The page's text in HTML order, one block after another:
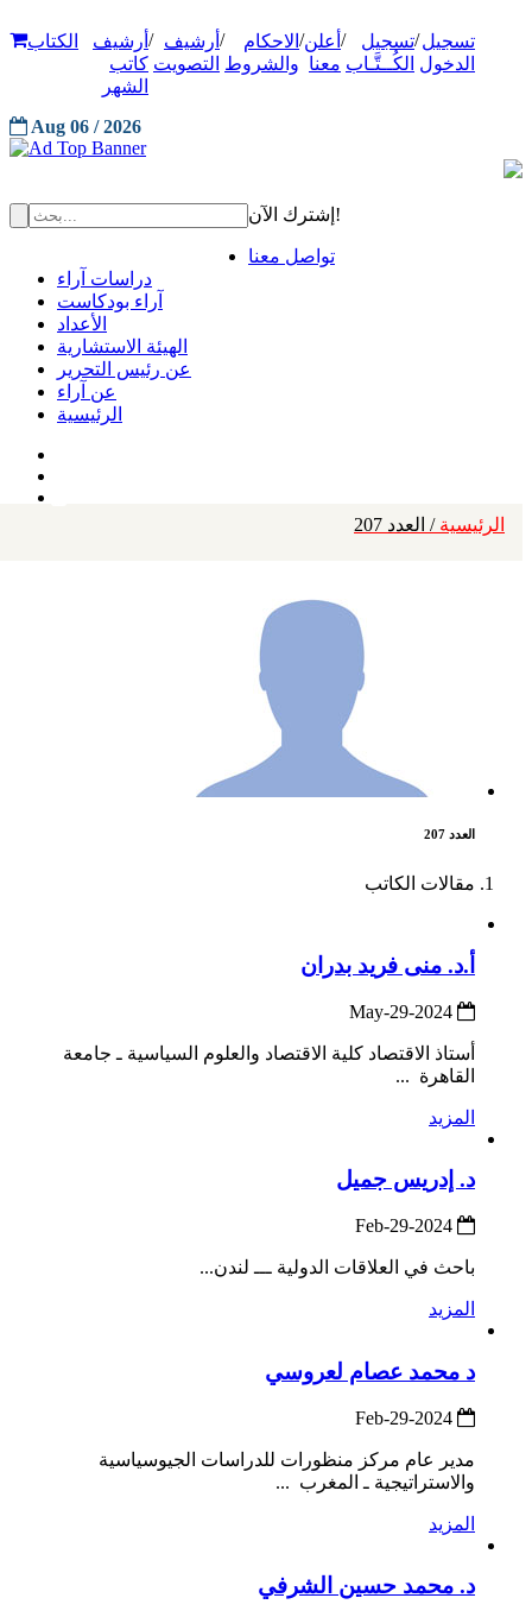
تسجيل
الدخول
/تسجيل
الكُــتَّـاب
/ أعلن
معنا
/ الاحكام
والشروط
/ أرشيف
التصويت
/ أرشيف
كاتب
الشهر
الكتاب
Aug 06 / 2026
إشترك الآن!
تواصل معنا
دراسات آراء
آراء بودكاست
الأعداد
الهيئة الاستشارية
عن رئيس التحرير
عن آراء
الرئيسية
الرئيسية / العدد 207
العدد 207
مقالات الكاتب
أ.د. منى فريد بدران
أستاذ الاقتصاد كلية الاقتصاد والعلوم السياسية ـ جامعة
القاهرة ...
المزيد
د. إدريس جميل
باحث في العلاقات الدولية ـــ لندن...
المزيد
د محمد عصام لعروسي
مدير عام مركز منظورات للدراسات الجيوسياسية
والاستراتيجية ـ المغرب ...
المزيد
د. محمد حسين الشرفي